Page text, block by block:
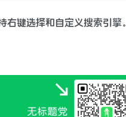
键选择和自定义搜索引擎。